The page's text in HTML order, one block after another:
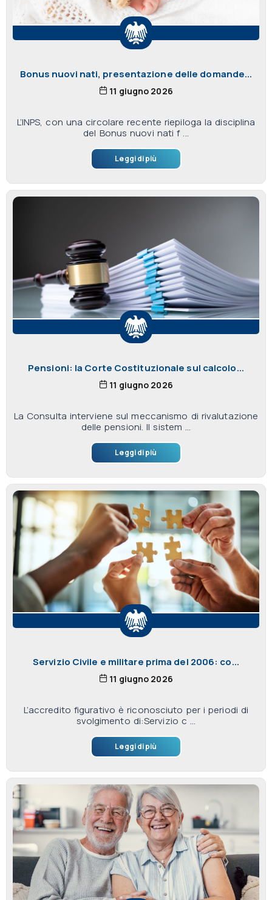
Bonus nuovi nati, presentazione delle domande...
11 giugno 2026
L’INPS, con una circolare recente riepiloga la disciplina
del Bonus nuovi nati f ...
Leggi di più
Pensioni: la Corte Costituzionale sul calcolo...
11 giugno 2026
La Consulta interviene sul meccanismo di rivalutazione
delle pensioni. Il sistem ...
Leggi di più
Servizio Civile e militare prima del 2006: co...
11 giugno 2026
L’accredito figurativo è riconosciuto per i periodi di
svolgimento di:Servizio c ...
Leggi di più